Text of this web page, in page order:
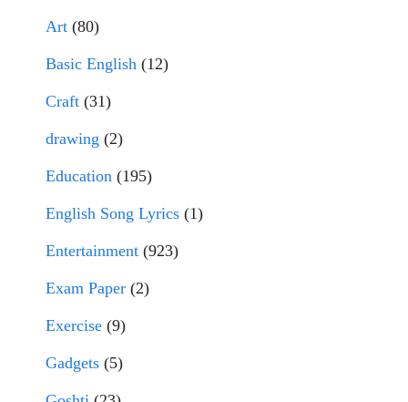
Art (80)
Basic English (12)
Craft (31)
drawing (2)
Education (195)
English Song Lyrics (1)
Entertainment (923)
Exam Paper (2)
Exercise (9)
Gadgets (5)